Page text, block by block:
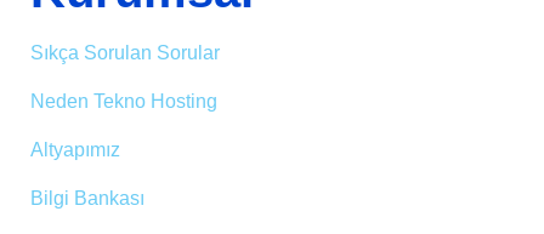
Sıkça Sorulan Sorular
Neden Tekno Hosting
Altyapımız
Bilgi Bankası